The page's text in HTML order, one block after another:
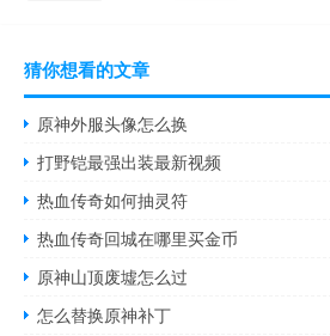
猜你想看的文章
原神外服头像怎么换
打野铠最强出装最新视频
热血传奇如何抽灵符
热血传奇回城在哪里买金币
原神山顶废墟怎么过
怎么替换原神补丁